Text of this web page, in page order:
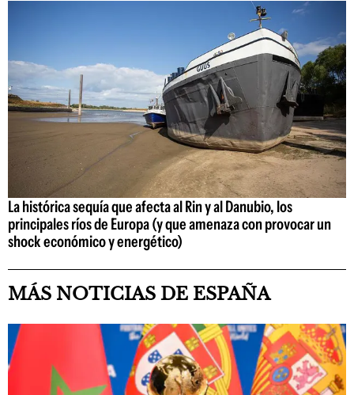
La histórica sequía que afecta al Rin y al Danubio, los
principales ríos de Europa (y que amenaza con provocar un
shock económico y energético)
MÁS NOTICIAS DE ESPAÑA